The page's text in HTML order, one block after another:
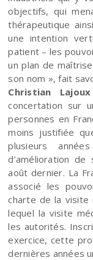
objectifs, qui
thérapeutique
une intention
patient – les
un plan de
son nom », fait
Christian Lajoux
concertation sur
personnes en
moins justifiée
plusieurs
d’amélioration
août dernier. La
associé les
charte de la visite
lequel la visite
les autorités.
exercice, cette
dernières années